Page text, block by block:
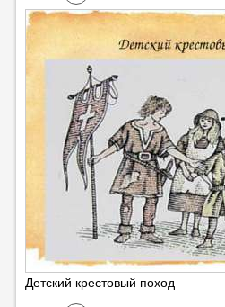
Детский крестовый поход